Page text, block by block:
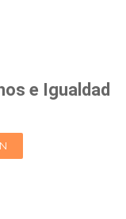
e Igualdad